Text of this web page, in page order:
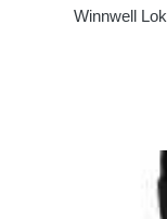
Winnwell